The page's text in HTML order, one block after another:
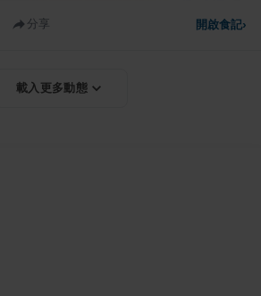
分享 開啟食記›
載入更多動態